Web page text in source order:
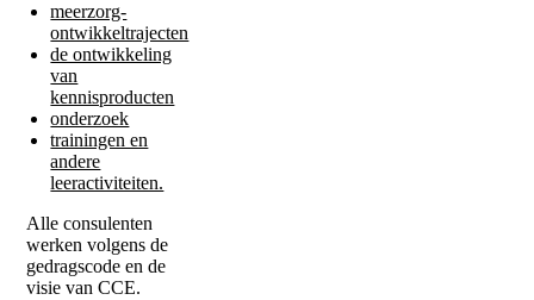
meerzorg-
ontwikkeltrajecten
de ontwikkeling
van
kennisproducten
onderzoek
trainingen en
andere
leeractiviteiten.
Alle consulenten
werken volgens de
gedragscode en de
visie van CCE.